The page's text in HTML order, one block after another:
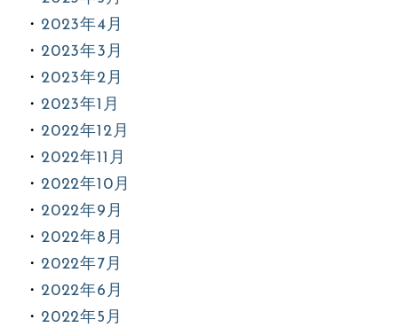
2023年4月
2023年3月
2023年2月
2023年1月
2022年12月
2022年11月
2022年10月
2022年9月
2022年8月
2022年7月
2022年6月
2022年5月